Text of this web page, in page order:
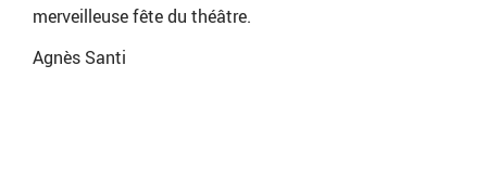
merveilleuse fête du théâtre.
Agnès Santi